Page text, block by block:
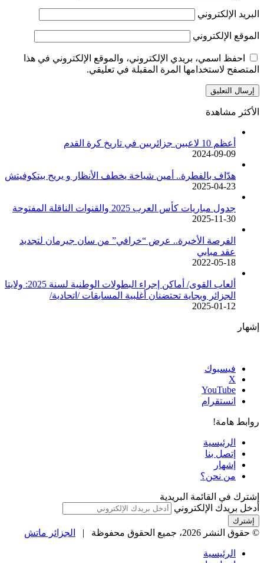
البريد الإلكتروني
الموقع الإلكتروني
احفظ اسمي، بريدي الإلكتروني، والموقع الإلكتروني في هذا
المتصفح لاستخدامها المرة المقبلة في تعليقي.
الأكثر مشاهدة
أعظم 10 لاعبين جزائريين في تاريخ كرة القدم
2024-09-09
هدّاف بالفطرة.. أمين شياخة يخطف الأنظار و يريح بيتكوفيتش
2025-04-23
جدول مباريات كأس العرب 2025 والقنوات الناقلة المفتوحة
2025-11-30
الفرصة الأخيرة.. عرض “خرافي” من سان جيرمان لتجديد
عقد مبابي
2022-05-18
ألعاب القوى/ أماكن إجراء البطولات الوطنية لسنة 2025: ولايتا
الجزائر وبجاية تحتضنان أغلبية المسابقات /اتحادية/
2025-01-12
إشهار
فيسبوك
‫X
‫YouTube
انستقرام
روابط هامة!
الرئيسية
إتصل بنا
إشهار
من نحن؟
إشترك في القائمة البريدية
أدخل بريدك الإلكتروني
© حقوق النشر 2026، جميع الحقوق محفوظة | الجزائر ماتش
الرئيسية